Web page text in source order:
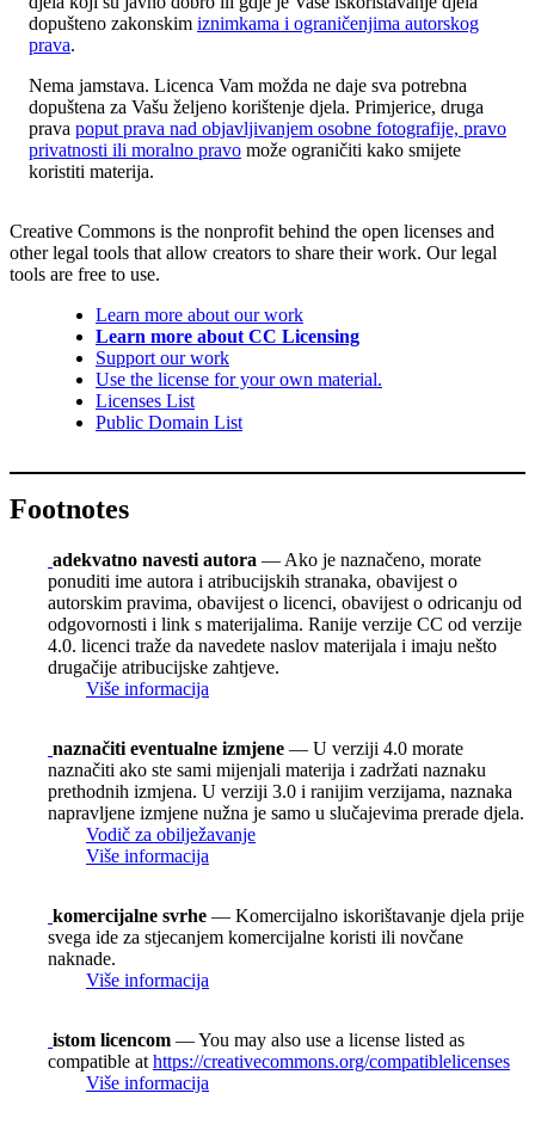
dopušteno zakonskim iznimkama i ograničenjima autorskog
prava.
Nema jamstava. Licenca Vam možda ne daje sva potrebna
dopuštena za Vašu željeno korištenje djela. Primjerice, druga
prava poput prava nad objavljivanjem osobne fotografije, pravo
privatnosti ili moralno pravo može ograničiti kako smijete
koristiti materija.
Creative Commons is the nonprofit behind the open licenses and
other legal tools that allow creators to share their work. Our legal
tools are free to use.
Learn more about our work
Learn more about CC Licensing
Support our work
Use the license for your own material.
Licenses List
Public Domain List
Footnotes
adekvatno navesti autora — Ako je naznačeno, morate
ponuditi ime autora i atribucijskih stranaka, obavijest o
autorskim pravima, obavijest o licenci, obavijest o odricanju od
odgovornosti i link s materijalima. Ranije verzije CC od verzije
4.0. licenci traže da navedete naslov materijala i imaju nešto
drugačije atribucijske zahtjeve.
Više informacija
naznačiti eventualne izmjene — U verziji 4.0 morate
naznačiti ako ste sami mijenjali materija i zadržati naznaku
prethodnih izmjena. U verziji 3.0 i ranijim verzijama, naznaka
napravljene izmjene nužna je samo u slučajevima prerade djela.
Vodič za obilježavanje
Više informacija
komercijalne svrhe — Komercijalno iskorištavanje djela prije
svega ide za stjecanjem komercijalne koristi ili novčane
naknade.
Više informacija
istom licencom — You may also use a license listed as
compatible at https://creativecommons.org/compatiblelicenses
Više informacija